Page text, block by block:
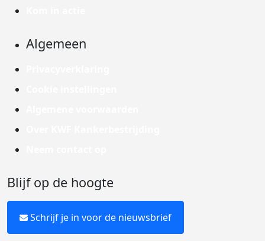
Algemeen
Blijf op de hoogte
Schrijf je in voor de nieuwsbrief